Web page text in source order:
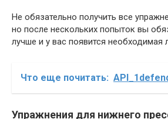
Не обязательно получить все
но после нескольких попыток вы
лучше и у вас появится необходимая
Что еще почитать:
Упражнения для нижнего